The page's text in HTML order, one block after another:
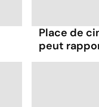
Place de
peut